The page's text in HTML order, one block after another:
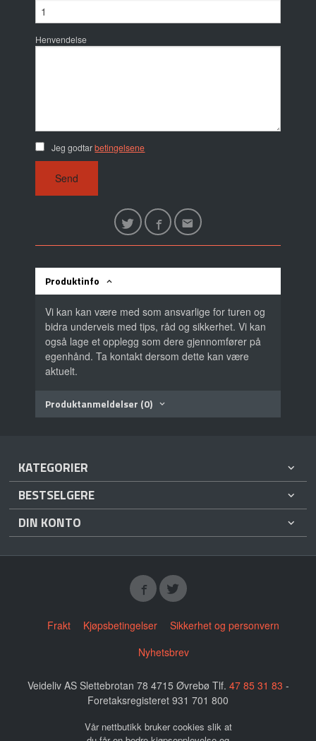
Henvendelse
Jeg godtarbetingelsene
Send
Produktinfo
Vi kan kan være med som ansvarlige for turen og
bidra underveis med tips, råd og sikkerhet. Vi kan
også lage et opplegg som dere gjennomfører på
egenhånd. Ta kontakt dersom dette kan være
aktuelt.
Produktanmeldelser (0)
KATEGORIER
BESTSELGERE
DIN KONTO
Frakt Kjøpsbetingelser
Sikkerhet og personvern
Nyhetsbrev
Veideliv AS Slettebrotan 78 4715 Øvrebø Tlf. 47 85 31 83 -
Foretaksregisteret 931 701 800
Vår nettbutikk bruker cookies slik at